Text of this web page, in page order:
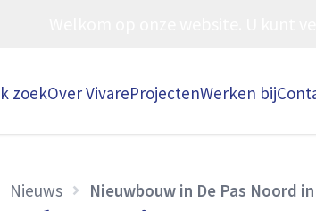
zoekOver VivareProjectenWerken bij
Nieuws Nieuwbouw in De Pas Noord